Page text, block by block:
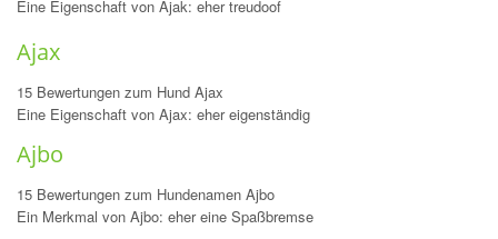
Eine Eigenschaft von Ajak: eher treudoof
Ajax
15 Bewertungen zum Hund Ajax
Eine Eigenschaft von Ajax: eher eigenständig
Ajbo
15 Bewertungen zum Hundenamen Ajbo
Ein Merkmal von Ajbo: eher eine Spaßbremse